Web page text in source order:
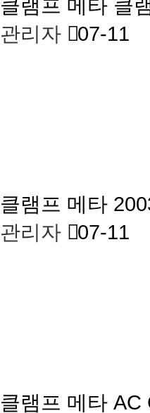
클램프 메타 클
관리자 07-11
클램프 메타
관리자 07-11
클램프 메타 AC